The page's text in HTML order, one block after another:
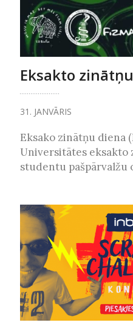
Eksakto
31. JANVĀRIS
Eksako zinātņu diena
Universitātes eksakto
studentu pašpārvalžu